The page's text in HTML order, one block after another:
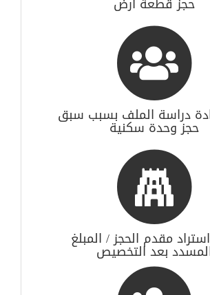
دراسة الملف بسبب سبق
حجز وحدة سكنية
مقدم الحجز / المبلغ
بعد التخصيص